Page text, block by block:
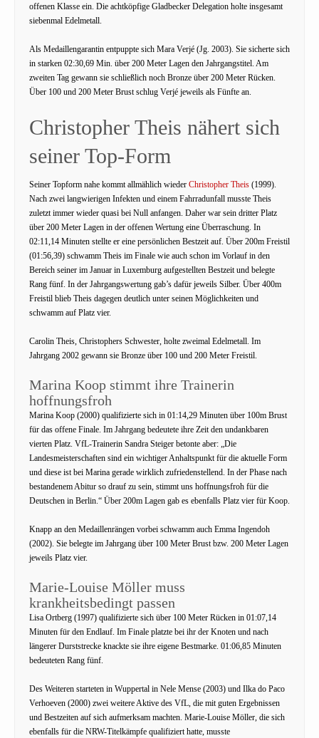
offenen Klasse ein. Die achtköpfige Gladbecker Delegation holte insgesamt
siebenmal Edelmetall.
Als Medaillengarantin entpuppte sich Mara Verjé (Jg. 2003). Sie sicherte sich
in starken 02:30,69 Min. über 200 Meter Lagen den Jahrgangstitel. Am
zweiten Tag gewann sie schließlich noch Bronze über 200 Meter Rücken.
Über 100 und 200 Meter Brust schlug Verjé jeweils als Fünfte an.
Christopher Theis nähert sich
seiner Top-Form
Seiner Topform nahe kommt allmählich wieder Christopher Theis (1999).
Nach zwei langwierigen Infekten und einem Fahrradunfall musste Theis
zuletzt immer wieder quasi bei Null anfangen. Daher war sein dritter Platz
über 200 Meter Lagen in der offenen Wertung eine Überraschung. In
02:11,14 Minuten stellte er eine persönlichen Bestzeit auf. Über 200m Freistil
(01:56,39) schwamm Theis im Finale wie auch schon im Vorlauf in den
Bereich seiner im Januar in Luxemburg aufgestellten Bestzeit und belegte
Rang fünf. In der Jahrgangswertung gab’s dafür jeweils Silber. Über 400m
Freistil blieb Theis dagegen deutlich unter seinen Möglichkeiten und
schwamm auf Platz vier.
Carolin Theis, Christophers Schwester, holte zweimal Edelmetall. Im
Jahrgang 2002 gewann sie Bronze über 100 und 200 Meter Freistil.
Marina Koop stimmt ihre Trainerin
hoffnungsfroh
Marina Koop (2000) qualifizierte sich in 01:14,29 Minuten über 100m Brust
für das offene Finale. Im Jahrgang bedeutete ihre Zeit den undankbaren
vierten Platz. VfL-Trainerin Sandra Steiger betonte aber: „Die
Landesmeisterschaften sind ein wichtiger Anhaltspunkt für die aktuelle Form
und diese ist bei Marina gerade wirklich zufriedenstellend. In der Phase nach
bestandenem Abitur so drauf zu sein, stimmt uns hoffnungsfroh für die
Deutschen in Berlin.“ Über 200m Lagen gab es ebenfalls Platz vier für Koop.
Knapp an den Medaillenrängen vorbei schwamm auch Emma Ingendoh
(2002). Sie belegte im Jahrgang über 100 Meter Brust bzw. 200 Meter Lagen
jeweils Platz vier.
Marie-Louise Möller muss
krankheitsbedingt passen
Lisa Ortberg (1997) qualifizierte sich über 100 Meter Rücken in 01:07,14
Minuten für den Endlauf. Im Finale platzte bei ihr der Knoten und nach
längerer Durststrecke knackte sie ihre eigene Bestmarke. 01:06,85 Minuten
bedeuteten Rang fünf.
Des Weiteren starteten in Wuppertal in Nele Mense (2003) und Ilka do Paco
Verhoeven (2000) zwei weitere Aktive des VfL, die mit guten Ergebnissen
und Bestzeiten auf sich aufmerksam machten. Marie-Louise Möller, die sich
ebenfalls für die NRW-Titelkämpfe qualifiziert hatte, musste